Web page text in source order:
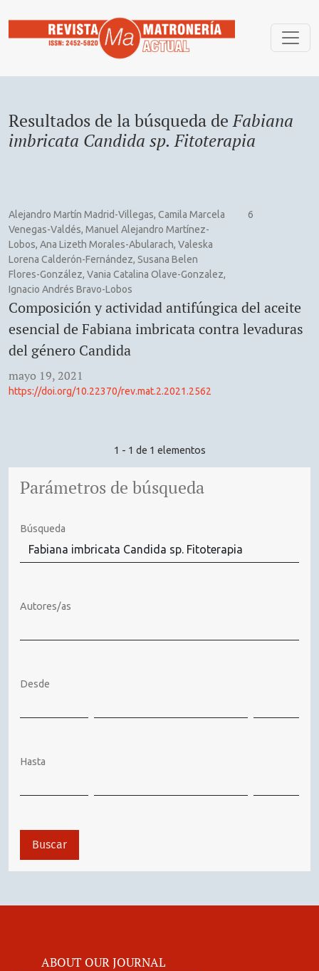
Resultados de la búsqueda deFabiana
imbricata Candida sp. Fitoterapia
Alejandro Martín Madrid-Villegas, Camila Marcela
Venegas-Valdés, Manuel Alejandro Martínez-
Lobos, Ana Lizeth Morales-Abularach, Valeska
Lorena Calderón-Fernández, Susana Belen
Flores-González, Vania Catalina Olave-Gonzalez,
Ignacio Andrés Bravo-Lobos
6
Composición y actividad antifúngica del aceite
esencial de Fabiana imbricata contra levaduras
del género Candida
mayo 19, 2021
https://doi.org/10.22370/rev.mat.2.2021.2562
1 - 1 de 1 elementos
Parámetros de búsqueda
Búsqueda
Autores/as
Desde
Hasta
Buscar
ABOUT OUR JOURNAL